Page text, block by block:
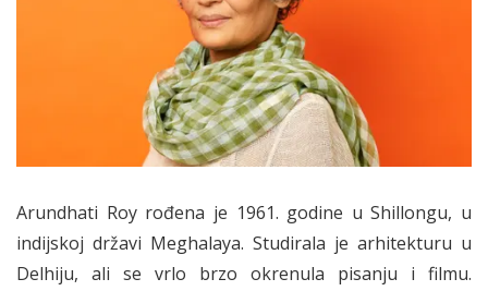
Arundhati Roy rođena je 1961. godine u Shillongu, u
indijskoj državi Meghalaya. Studirala je arhitekturu u
Delhiju, ali se vrlo brzo okrenula pisanju i filmu.